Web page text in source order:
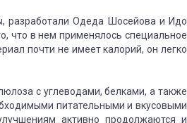
разработали Одеда Шосейова и Идо
что в нем применялось специальное
почти не имеет калорий, он легко
с углеводами, белками, а также
питательными и вкусовыми
активно продолжаются и